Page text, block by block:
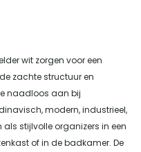
wit zorgen voor een
zachte structuur en
naadloos aan bij
modern, industrieel,
stijlvolle organizers in een
of in de badkamer. De